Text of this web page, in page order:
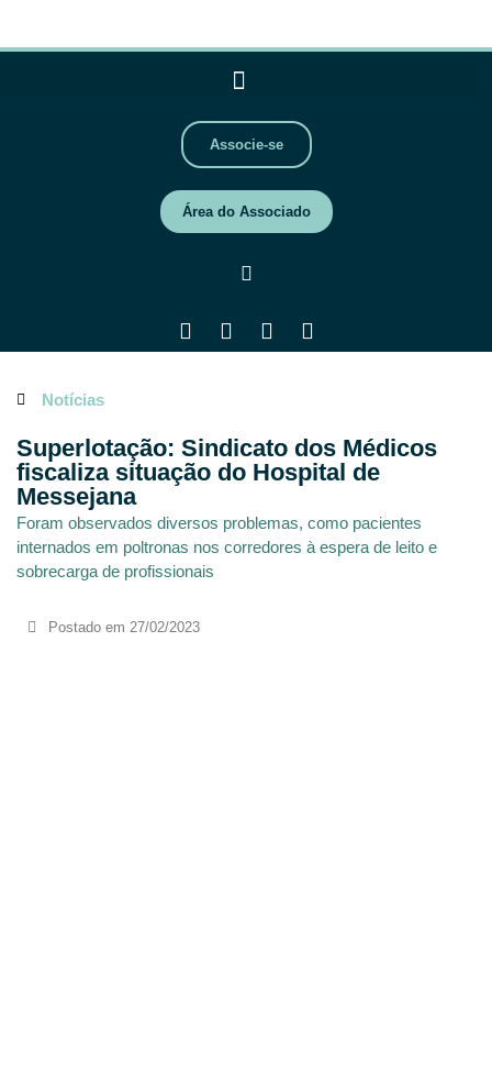
Associe-se
Área do Associado
Notícias
Superlotação: Sindicato dos Médicos
fiscaliza situação do Hospital de
Messejana
Foram observados diversos problemas, como pacientes
internados em poltronas nos corredores à espera de leito e
sobrecarga de profissionais
Postado em 27/02/2023